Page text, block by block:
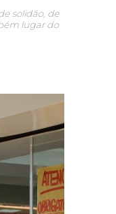
solidão, de
lugar do